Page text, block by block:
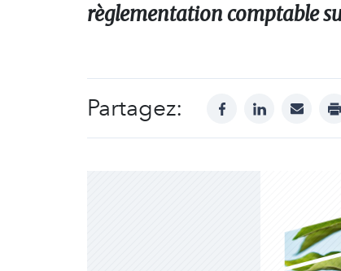
règlementation comptable
Partagez: facebooklinkedinmail